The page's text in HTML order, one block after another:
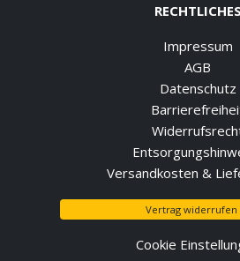
RECHTLICHES
Impressum
AGB
Datenschutz
Versandkosten &
Vertrag
Cookie